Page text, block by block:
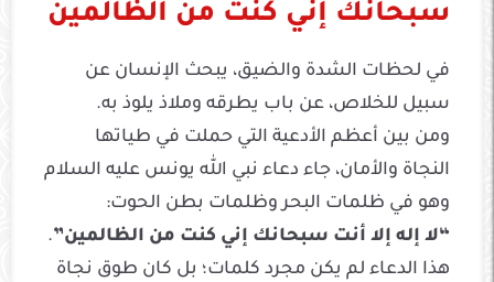
سبحانك إني كنت من الظالمين
في لحظات الشدة والضيق، يبحث الإنسان عن
سبيل للخلاص، عن باب يطرقه وملاذ يلوذ به.
ومن بين أعظم الأدعية التي حملت في طياتها
النجاة والأمان، جاء دعاء نبي الله يونس عليه السلام
وهو في ظلمات البحر وظلمات بطن الحوت:
“لا إله إلا أنت سبحانك إني كنت من الظالمين”.
هذا الدعاء لم يكن مجرد كلمات؛ بل كان طوق نجاة